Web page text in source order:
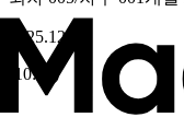
2025.12.02
10:00
)
~